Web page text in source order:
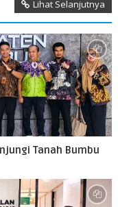
Lihat Selanjutnya
Tanah Bumbu